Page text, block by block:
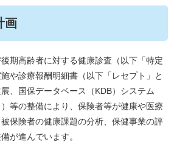
画
期高齢者に対する健康診査（以下「特定
や診療報酬明細書（以下「レセプト」と
、国保データベース（KDB）システム
）等の整備により、保険者等が健康や医療
保険者の健康課題の分析、保健事業の評
が進んでいます。